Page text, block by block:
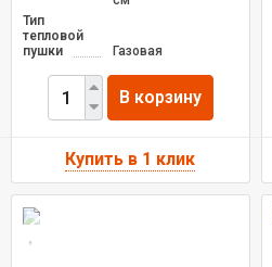
Тип
тепловой
пушки
Газовая
В корзину